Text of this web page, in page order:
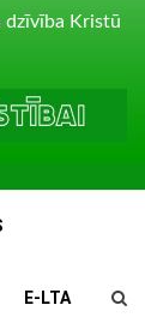
dzīvība Kristū
E-LTA